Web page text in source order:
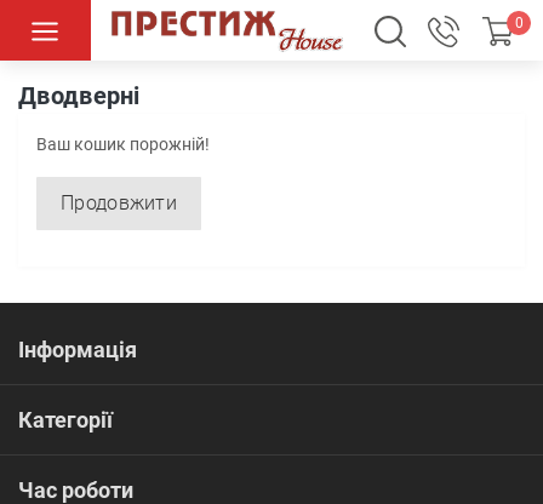
0
Дводверні
Дводверні
Ваш кошик порожній!
Продовжити
Інформація
Категорії
Час роботи